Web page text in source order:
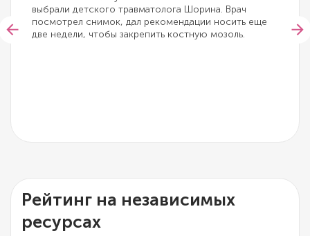
выбрали детского травматолога Шорина. Врач
посмотрел снимок, дал рекомендации носить еще
две недели, чтобы закрепить костную мозоль.
Рейтинг на независимых
ресурсах